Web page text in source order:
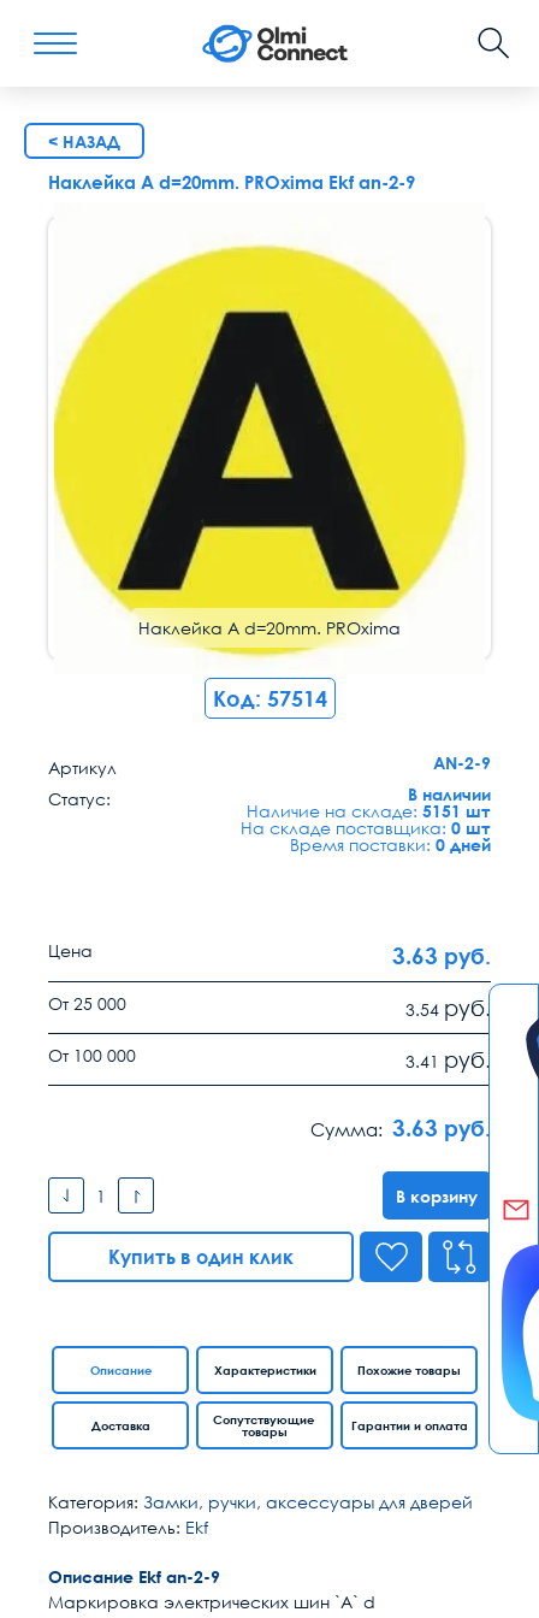
< НАЗАД
Наклейка A d=20mm. PROxima Ekf an-2-9
Наклейка A d=20mm. PROxima
Код: 57514
Артикул
AN-2-9
Статус:
В наличии
Наличие на складе: 5151 шт
На складе поставщика: 0 шт
Время поставки: 0 дней
Цена 3.63 руб.
От 25 000 3.54 руб.
От 100 000 3.41 руб.
Сумма: 3.63 руб.
В корзину
Купить в один клик
Описание Характеристики
Доставка
Похожие товары
Сопутствующие
товары
Гарантии и оплата
Категория: Замки, ручки, аксессуары для дверей
Производитель: Ekf
Описание Ekf an-2-9
Маркировка электрических шин `A` d